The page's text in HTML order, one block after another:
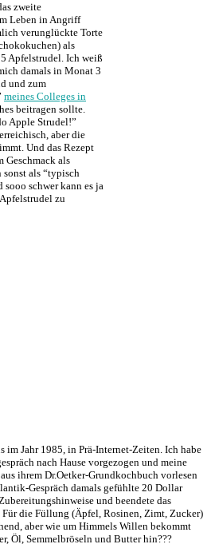
zweite
Leben in Angriff
verunglückte Torte
als
Apfelstrudel. Ich weiß
damals in Monat 3
und zum
meines Colleges in
beitragen sollte.
Apple Strudel!”
aber die
Und das Rezept
Geschmack als
sonst als “typisch
sooo schwer kann es ja
zu
im Jahr 1985, in Prä-Internet-Zeiten. Ich habe
nach Hause vorgezogen und meine
ihrem Dr.Oetker-Grundkochbuch vorlesen
Gespräch damals gefühlte 20 Dollar
und beendete das
Für die Füllung (Äpfel, Rosinen, Zimt, Zucker)
aber wie um Himmels Willen bekommt
Öl, Semmelbröseln und Butter hin???